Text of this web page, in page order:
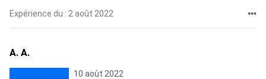
Expérience du : 2 août 2022
A. A.
10 août 2022